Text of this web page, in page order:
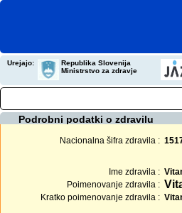
Urejajo:
Republika Slovenija
Ministrstvo za zdravje
Podrobni podatki o zdravilu
Nacionalna šifra zdravila :
Ime zdravila :
Poimenovanje zdravila :
Kratko poimenovanje zdravila :